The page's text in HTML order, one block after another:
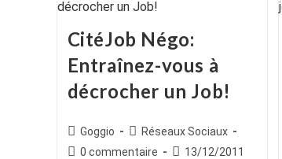
CitéJob Négo:
Entraînez-vous à
décrocher un Job!
Auteur/autrice
de
Goggio
Post
category:
Réseaux Sociaux
Commentaires
0 commentaire
Publication
13/12/2011